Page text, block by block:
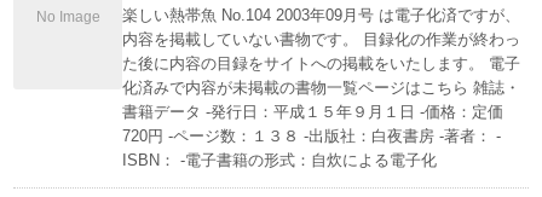
No Image
楽しい熱帯魚 No.104 2003年09月号 は電子化済ですが、
内容を掲載していない書物です。 目録化の作業が終わっ
た後に内容の目録をサイトへの掲載をいたします。 電子
化済みで内容が未掲載の書物一覧ページはこちら 雑誌・
書籍データ -発行日：平成１５年９月１日 -価格：定価
720円 -ページ数：１３８ -出版社：白夜書房 -著者： -
ISBN： -電子書籍の形式：自炊による電子化